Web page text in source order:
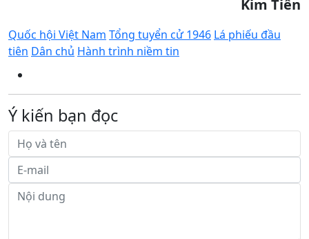
Kim Tiến
Quốc hội Việt Nam Tổng tuyển cử 1946 Lá phiếu đầu
tiên Dân chủ Hành trình niềm tin
Ý kiến bạn đọc